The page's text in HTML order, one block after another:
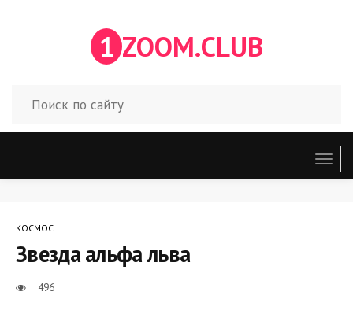
1 ZOOM.CLUB
меню
КОСМОС
Звезда альфа льва
496